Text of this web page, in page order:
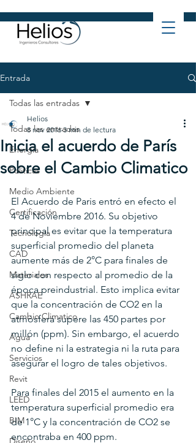
Entrada
Todas las entradas
Energía
Politicas
Medio Ambiente
Certificación
Tecnología
CAD
Materiales
ASHRAE
Cambio Climatico
Agua
Servicios
Revit
LEED
BIM
Todas las entradas
Inicia el acuerdo de París
sobre el Cambio Climatico
Helios
8 nov 2016 3 min de lectura
El Acuerdo de Paris entró en efecto el
4 de Noviembre 2016. Su objetivo
principal es evitar que la temperatura
superficial promedio del planeta
aumente más de 2°C para finales de
siglo con respecto al promedio de la
época preindustrial. Esto implica evitar
que la concentración de CO2 en la
atmósfera supere las 450 partes por
millón (ppm). Sin embargo, el acuerdo
no define ni la estrategia ni la ruta para
asegurar el logro de tales objetivos.
Para finales del 2015 el aumento en la
temperatura superficial promedio era
de 1°C y la concentración de CO2 se
encontraba en 400 ppm.